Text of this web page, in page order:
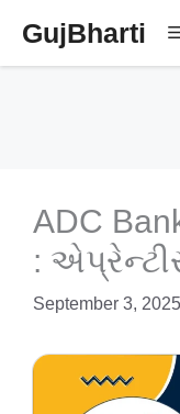
GujBharti
ADC
:
September 3, 2025